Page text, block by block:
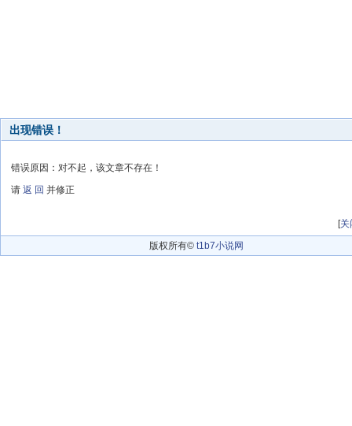
出现错误！
错误原因：对不起，该文章不存在！
请 返 回 并修正
[关
版权所有© t1b7小说网